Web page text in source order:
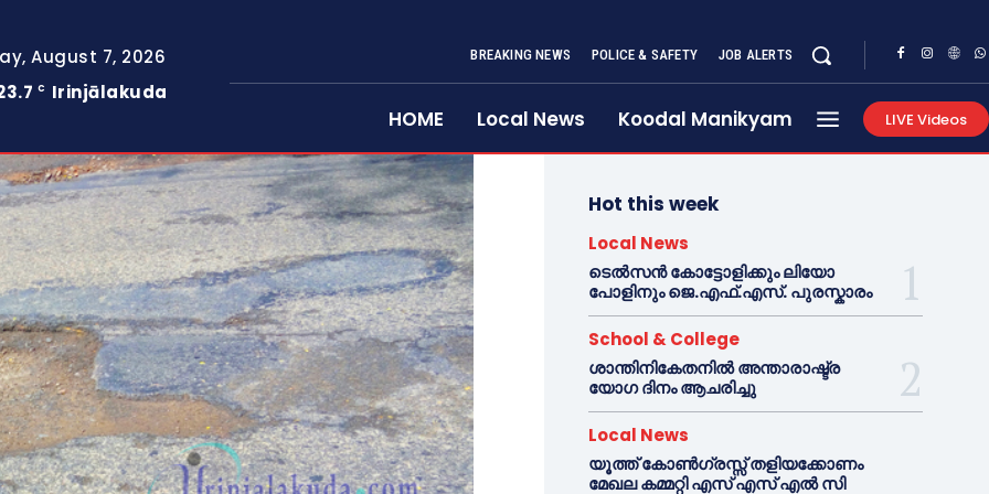
August 7, 2026
C Irinjālakuda
BREAKING NEWS POLICE & SAFETY JOB ALERTS
HOME Local News Koodal Manikyam LIVE Videos
Hot this week
Local News
ടെൽസൻ കോട്ടോളിക്കും ലിയോ
പോളിനും ജെ.എഫ്.എസ്. പുരസ്കാരം
School & College
ശാന്തിനികേതനിൽ അന്താരാഷ്ട്ര
യോഗ ദിനം ആചരിച്ചു
Local News
യൂത്ത് കോൺഗ്രസ്സ് തളിയക്കോണം
മേഖല കമ്മറ്റി എസ് എസ് എൽ സി